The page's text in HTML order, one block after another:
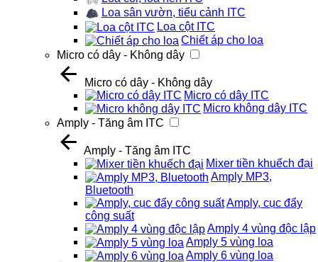
Loa sân vườn, tiểu cảnh ITC
Loa cột ITC
Chiết áp cho loa
Micro có dây - Không dây
Micro có dây - Không dây
Micro có dây ITC
Micro không dây ITC
Amply - Tăng âm ITC
Amply - Tăng âm ITC
Mixer tiền khuếch đại
Amply MP3,
Bluetooth
Amply, cục đẩy
công suất
Amply 4 vùng độc lập
Amply 5 vùng loa
Amply 6 vùng loa